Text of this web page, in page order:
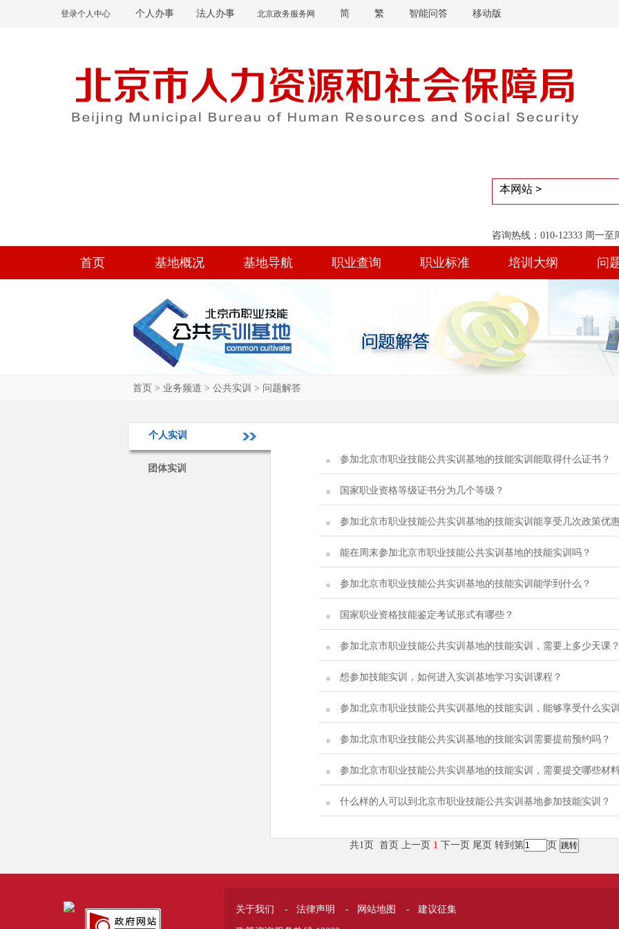
登录个人中心 个人办事 法人办事 北京政务服务网 简 繁 智能问答 移动版
咨询热线：010-12333 周一至
首页 基地概况 基地导航 职业查询 职业标准 培训大纲 问
首页 > 业务频道 > 公共实训 > 问题解答
个人实训
团体实训
参加北京市职业技能公共实训基地的技能实训能取得什么证书？
国家职业资格等级证书分为几个等级？
参加北京市职业技能公共实训基地的技能实训能享受几次政策优
能在周末参加北京市职业技能公共实训基地的技能实训吗？
参加北京市职业技能公共实训基地的技能实训能学到什么？
国家职业资格技能鉴定考试形式有哪些？
参加北京市职业技能公共实训基地的技能实训，需要上多少天课
想参加技能实训，如何进入实训基地学习实训课程？
参加北京市职业技能公共实训基地的技能实训，能够享受什么实
参加北京市职业技能公共实训基地的技能实训需要提前预约吗？
参加北京市职业技能公共实训基地的技能实训，需要提交哪些材
什么样的人可以到北京市职业技能公共实训基地参加技能实训？
共1页 首页 上一页 1 下一页 尾页 转到第 页
关于我们 - 法律声明 - 网站地图 - 建议征集